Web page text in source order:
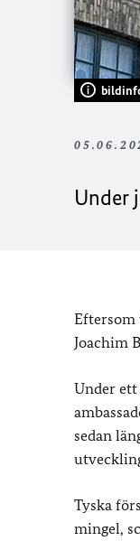
Under
Eftersom
Joachim
Under ett
sedan
Tyska
mingel,